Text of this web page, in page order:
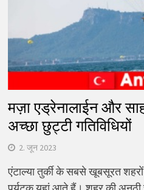
मज़ा एड्रेनालाईन और
अच्छा छुट्टी गतिविधियों
2. जून 2023
एंटाल्या तुर्की के सबसे खूबसूरत